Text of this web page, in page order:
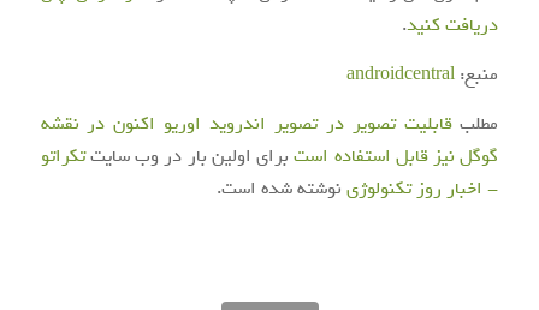
دریافت کنید.
منبع: androidcentral
مطلبقابلیت تصویر در تصویر اندروید اوریو اکنون در نقشه
گوگل نیز قابل استفاده استبرای اولین بار در وب سایتتکراتو
- اخبار روز تکنولوژینوشته شده است.